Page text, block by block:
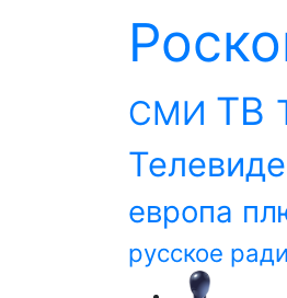
СМИ ТВ
европа
русское